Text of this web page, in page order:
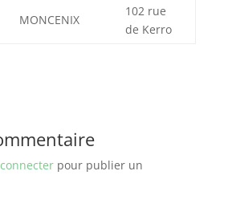
MONCENIX
102 rue
de Kerro
pour publier un